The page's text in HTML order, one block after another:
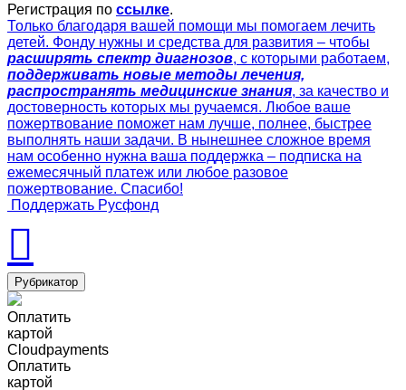
Регистрация по ссылке.
Только благодаря вашей помощи мы помогаем лечить
детей. Фонду нужны и средства для развития – чтобы
расширять спектр диагнозов, с которыми работаем,
поддерживать новые методы лечения,
распространять медицинские знания, за качество и
достоверность которых мы ручаемся. Любое ваше
пожертвование поможет нам лучше, полнее, быстрее
выполнять наши задачи. В нынешнее сложное время
нам особенно нужна ваша поддержка – подписка на
ежемесячный платеж или любое разовое
пожертвование. Спасибо!
Поддержать Русфонд
Рубрикатор
Оплатить
картой
Cloudpayments
Оплатить
картой